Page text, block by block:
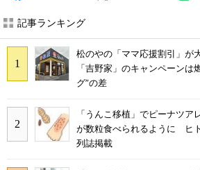
記事ランキング
松のやの「ママ応援割引」が
「吉野家」のキャンペーンは
グ”の差
「うんこ移植」でピーナツア
が数粒食べられるように ヒ
列誌掲載